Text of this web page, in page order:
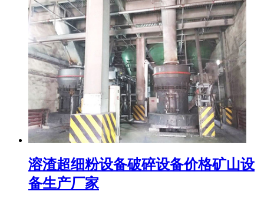
溶渣超细粉设备破碎设备价格矿山设
备生产厂家